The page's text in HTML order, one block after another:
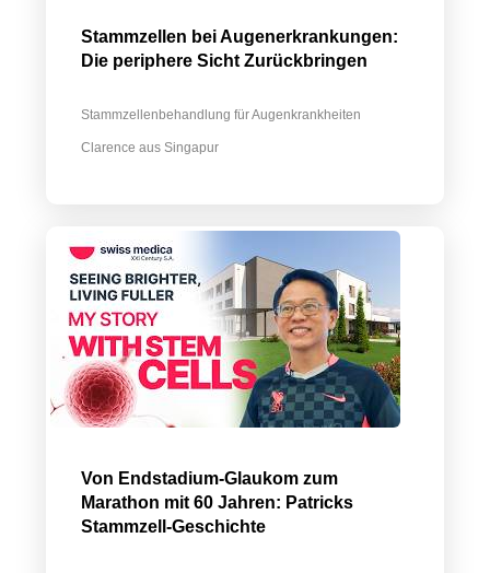
Stammzellen bei Augenerkrankungen:
Die periphere Sicht Zurückbringen
Stammzellenbehandlung für Augenkrankheiten
Clarence aus Singapur
Von Endstadium-Glaukom zum
Marathon mit 60 Jahren: Patricks
Stammzell-Geschichte